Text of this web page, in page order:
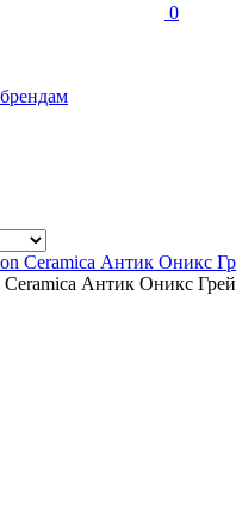
0
Антик Оникс Грей